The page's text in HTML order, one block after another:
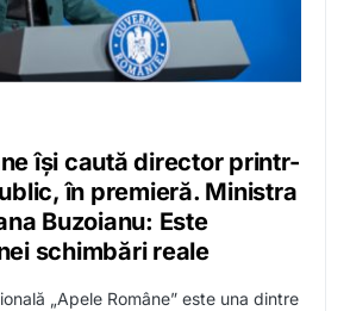
își caută director printr-
în premieră. Ministra
Buzoianu: Este
schimbări reale
„Apele Române” este una dintre